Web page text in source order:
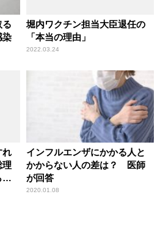
る
染
堀内ワクチン担当大臣退任の
「本当の理由」
2022.03.24
れ
理
れ
インフルエンザにかかる人と
かからない人の差は？ 医師
が回答
2020.01.08